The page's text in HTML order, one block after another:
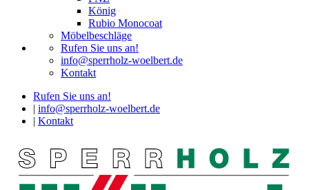
König
Rubio Monocoat
Möbelbeschläge
Rufen Sie uns an!
info@sperrholz-woelbert.de
Kontakt
Rufen Sie uns an!
info@sperrholz-woelbert.de
Kontakt